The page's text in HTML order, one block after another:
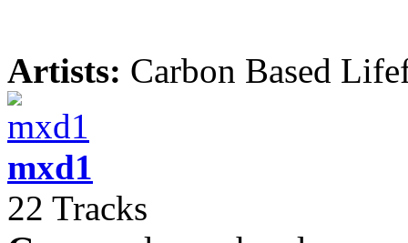
Artists: Carbon Based
mxd1
22 Tracks